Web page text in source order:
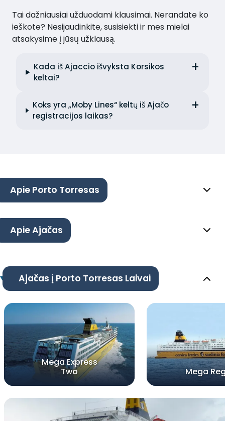
Tai dažniausiai užduodami klausimai. Nerandate ko
ieškote? Nesijaudinkite, susisiekti ir mes mielai
atsakysime į jūsų užklausą.
Kada iš Ajaccio išvyksta Korsikos
keltai?
Koks yra „Moby Lines“ keltų iš Ajačo
registracijos laikas?
Apie Porto Torresas
Apie Ajačas
Ajačas į Porto Torresas Laivai
Mega Express
Two
Mega